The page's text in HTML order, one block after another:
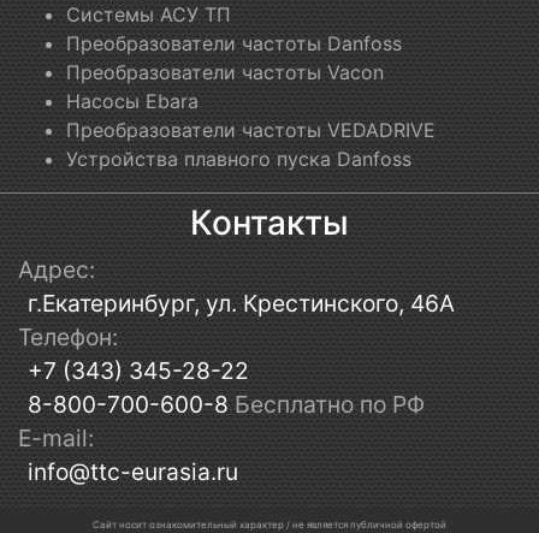
Системы АСУ ТП
Преобразователи частоты Danfoss
Преобразователи частоты Vacon
Насосы Ebara
Преобразователи частоты VEDADRIVE
Устройства плавного пуска Danfoss
Контакты
Адрес:
г.Екатеринбург, ул. Крестинского, 46А
Телефон:
+7 (343) 345-28-22
8-800-700-600-8 Бесплатно по РФ
E-mail:
info@ttc-eurasia.ru
Сайт носит ознакомительный характер / не является публичной офертой